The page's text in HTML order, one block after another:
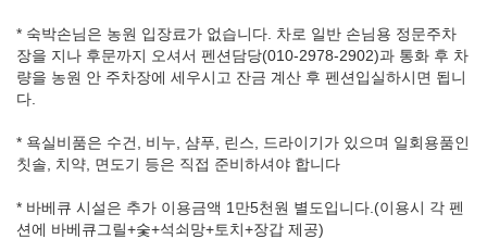
* 숙박손님은 농원 입장료가 없습니다. 차로 일반 손님용 정문주차
장을 지나 후문까지 오셔서 펜션담당(010-2978-2902)과 통화 후 차
량을 농원 안 주차장에 세우시고 잔금 계산 후 펜션입실하시면 됩니
다.
* 욕실비품은 수건, 비누, 샴푸, 린스, 드라이기가 있으며 일회용품인
칫솔, 치약, 면도기 등은 직접 준비하셔야 합니다
* 바베큐 시설은 추가 이용금액 1만5천원 별도입니다.(이용시 각 펜
션에 바베큐그릴+숯+석쇠망+토치+장갑 제공)